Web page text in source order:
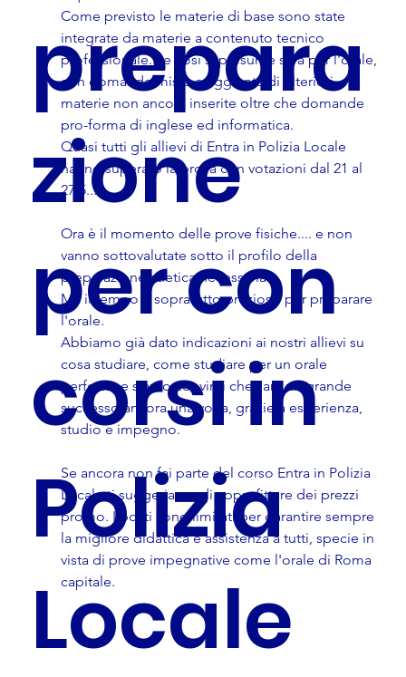
prepara
zione
per con
corsi in
Polizia
Locale
Come previsto le materie di base sono state
integrate da materie a contenuto tecnico
professionale... e così si presume sarà per l'orale,
con domande miste e aggiunta di ulteriori
materie non ancora inserite oltre che domande
pro-forma di inglese ed informatica.
Quasi tutti gli allievi di Entra in Polizia Locale
hanno superato la prova con votazioni dal 21 al
27,5....
Ora è il momento delle prove fisiche.... e non
vanno sottovalutate sotto il profilo della
preparazione atletica necessaria.
Ma il tempo è sopratutto prezioso per preparare
l'orale.
Abbiamo già dato indicazioni ai nostri allievi su
cosa studiare, come studiare per un orale
perfetto, e siamo convinti che sarà un grande
successo ancora una volta, grazie a esperienza,
studio e impegno.
Se ancora non fai parte del corso Entra in Polizia
Locale ti suggeriamo di approfittare dei prezzi
promo. I posti sono limitati per garantire sempre
la migliore didattica e assistenza a tutti, specie in
vista di prove impegnative come l'orale di Roma
capitale.